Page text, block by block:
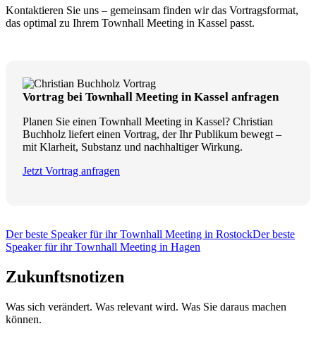
Kontaktieren Sie uns – gemeinsam finden wir das Vortragsformat,
das optimal zu Ihrem Townhall Meeting in Kassel passt.
Vortrag bei Townhall Meeting in Kassel anfragen
Planen Sie einen Townhall Meeting in Kassel? Christian
Buchholz liefert einen Vortrag, der Ihr Publikum bewegt –
mit Klarheit, Substanz und nachhaltiger Wirkung.
Jetzt Vortrag anfragen
Der beste Speaker für ihr Townhall Meeting in RostockDer beste
Speaker für ihr Townhall Meeting in Hagen
Zukunftsnotizen
Was sich verändert. Was relevant wird. Was Sie daraus machen
können.